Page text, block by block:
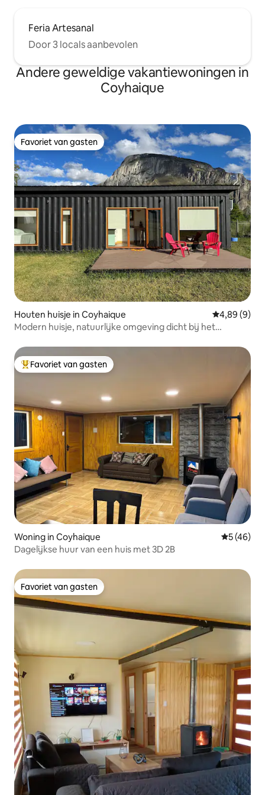
Feria Artesanal
Door 3 locals aanbevolen
Andere geweldige vakantiewoningen in
Coyhaique
Favoriet van gasten
Favoriet van gasten
Houten huisje in Coyhaique Gemiddelde
4,89 (9)
Modern huisje, natuurlijke omgeving dicht bij het
Topfavoriet van gasten
Favoriet van gasten
Woning in Coyhaique
5 (46)
Dagelijkse huur van een huis met 3D 2B
Favoriet van gasten
Favoriet van gasten